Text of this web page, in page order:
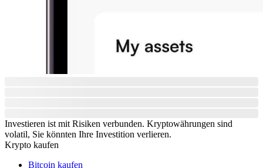
Investieren ist mit Risiken verbunden. Kryptowährungen sind
volatil, Sie könnten Ihre Investition verlieren.
Krypto kaufen
Bitcoin kaufen